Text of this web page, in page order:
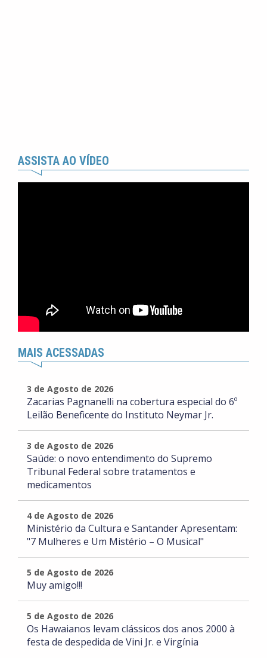
ASSISTA AO VÍDEO
MAIS ACESSADAS
3 de Agosto de 2026
Zacarias Pagnanelli na cobertura especial do 6º
Leilão Beneficente do Instituto Neymar Jr.
3 de Agosto de 2026
Saúde: o novo entendimento do Supremo
Tribunal Federal sobre tratamentos e
medicamentos
4 de Agosto de 2026
Ministério da Cultura e Santander Apresentam:
"7 Mulheres e Um Mistério – O Musical"
5 de Agosto de 2026
Muy amigo!!!
5 de Agosto de 2026
Os Hawaianos levam clássicos dos anos 2000 à
festa de despedida de Vini Jr. e Virgínia